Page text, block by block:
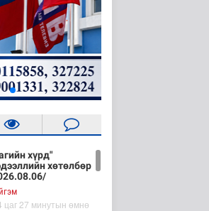
хүрд"
хөтөлбөр
цаг 27 минутын өмнө